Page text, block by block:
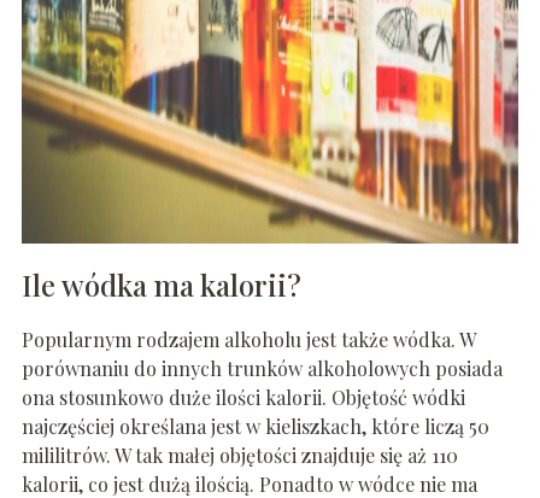
Ile wódka ma kalorii?
Popularnym rodzajem alkoholu jest także wódka. W
porównaniu do innych trunków alkoholowych posiada
ona stosunkowo duże ilości kalorii. Objętość wódki
najczęściej określana jest w kieliszkach, które liczą 50
mililitrów. W tak małej objętości znajduje się aż 110
kalorii, co jest dużą ilością. Ponadto w wódce nie ma